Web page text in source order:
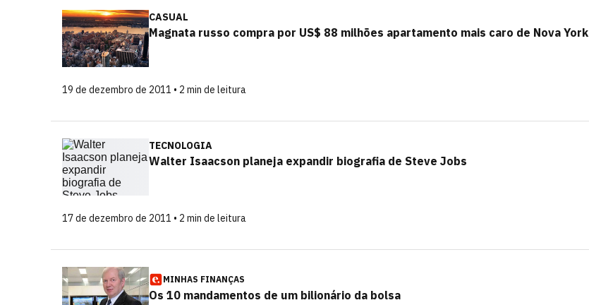
CASUAL
Magnata russo compra por US$ 88 milhões apartamento mais caro de Nova York
19 de dezembro de 2011 • 2 min de leitura
TECNOLOGIA
Walter Isaacson planeja expandir biografia de Steve Jobs
17 de dezembro de 2011 • 2 min de leitura
MINHAS FINANÇAS
Os 10 mandamentos de um bilionário da bolsa